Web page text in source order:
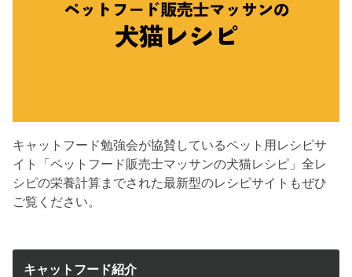
キャットフード勉強会が協賛しているペット用レシピサ
イト「ペットフード販売士マッサンの犬猫レシピ」全レ
シピの栄養計算までされた最新型のレシピサイトもぜひ
ご覧ください。
キャットフード紹介